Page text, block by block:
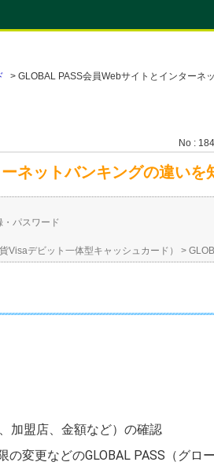
> GLOBAL PASS会員Webサイトとインターネ
No :
ネットバンキングの違いを
パスワード
Visaデビット一体型キャッシュカード） >
加盟店、金額など）の確認
変更などのGLOBAL PASS（グロ